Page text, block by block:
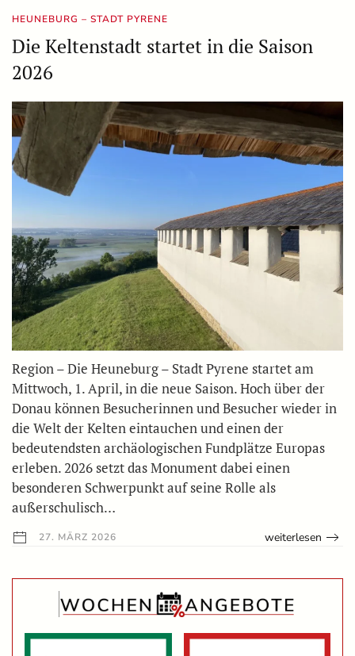
HEUNEBURG – STADT PYRENE
Die Keltenstadt startet in die Saison
2026
Region – Die Heuneburg – Stadt Pyrene startet am
Mittwoch, 1. April, in die neue Saison. Hoch über der
Donau können Besucherinnen und Besucher wieder in
die Welt der Kelten eintauchen und einen der
bedeutendsten archäologischen Fundplätze Europas
erleben. 2026 setzt das Monument dabei einen
besonderen Schwerpunkt auf seine Rolle als
außerschulisch…
27. MÄRZ 2026 weiterlesen